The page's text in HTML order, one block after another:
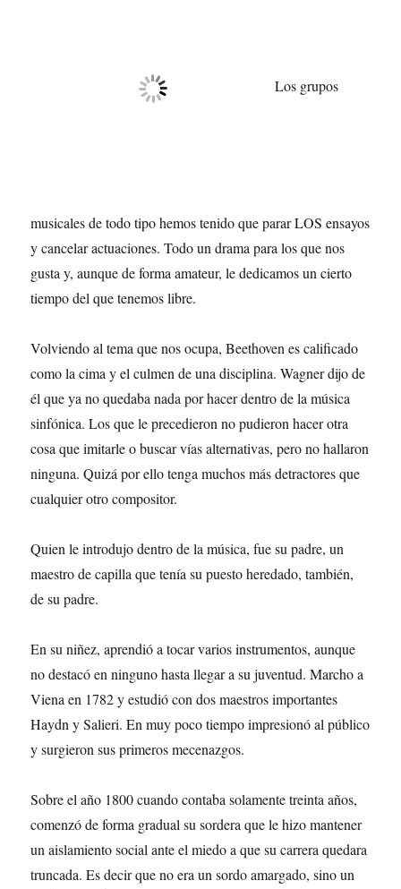
Los grupos
musicales de todo tipo hemos tenido que parar LOS ensayos
y cancelar actuaciones. Todo un drama para los que nos
gusta y, aunque de forma amateur, le dedicamos un cierto
tiempo del que tenemos libre.
Volviendo al tema que nos ocupa, Beethoven es calificado
como la cima y el culmen de una disciplina. Wagner dijo de
él que ya no quedaba nada por hacer dentro de la música
sinfónica. Los que le precedieron no pudieron hacer otra
cosa que imitarle o buscar vías alternativas, pero no hallaron
ninguna. Quizá por ello tenga muchos más detractores que
cualquier otro compositor.
Quien le introdujo dentro de la música, fue su padre, un
maestro de capilla que tenía su puesto heredado, también,
de su padre.
En su niñez, aprendió a tocar varios instrumentos, aunque
no destacó en ninguno hasta llegar a su juventud. Marcho a
Viena en 1782 y estudió con dos maestros importantes
Haydn y Salieri. En muy poco tiempo impresionó al público
y surgieron sus primeros mecenazgos.
Sobre el año 1800 cuando contaba solamente treinta años,
comenzó de forma gradual su sordera que le hizo mantener
un aislamiento social ante el miedo a que su carrera quedara
truncada. Es decir que no era un sordo amargado, sino un